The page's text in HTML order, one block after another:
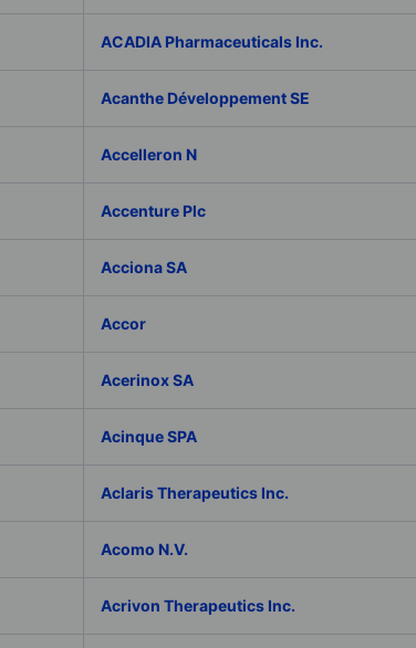
ACADIA Pharmaceuticals Inc.
Acanthe Développement SE
Accelleron N
Accenture Plc
Acciona SA
Accor
Acerinox SA
Acinque SPA
Aclaris Therapeutics Inc.
Acomo N.V.
Acrivon Therapeutics Inc.